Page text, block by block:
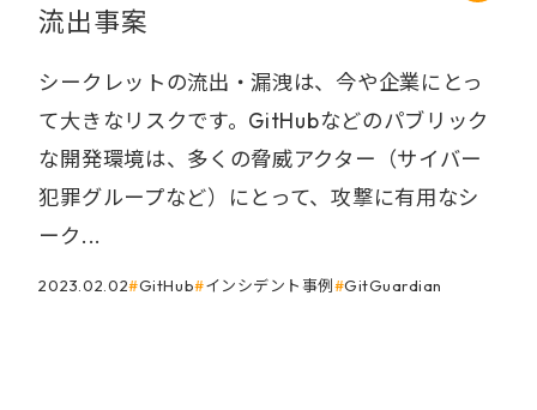
流出事案
シークレットの流出・漏洩は、今や企業にとっ
て大きなリスクです。GitHubなどのパブリック
な開発環境は、多くの脅威アクター（サイバー
犯罪グループなど）にとって、攻撃に有⽤なシ
ーク...
2023.02.02 GitHub インシデント事例 GitGuardian